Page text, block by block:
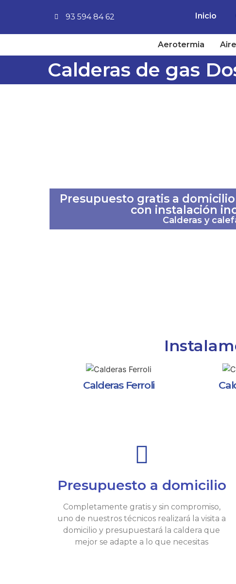
93 594 84 62 Inicio
Aerotermia
Calderas de gas
Presupuesto gratis a
con instalación
Calderas y
Calderas Ferroli
Presupuesto a domicilio
Completamente gratis y sin compromiso,
uno de nuestros técnicos realizará la visita a
domicilio y presupuestará la caldera que
mejor se adapte a lo que necesitas